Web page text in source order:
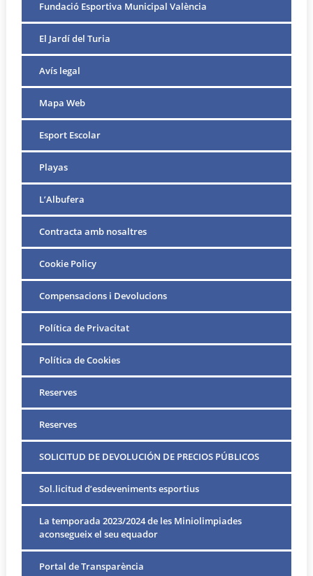
Fundació Esportiva Municipal València
El Jardí del Turia
Avís legal
Mapa Web
Esport Escolar
Playas
L’Albufera
Contracta amb nosaltres
Cookie Policy
Compensacions i Devolucions
Política de Privacitat
Política de Cookies
Reserves
Reserves
SOLICITUD DE DEVOLUCIÓN DE PRECIOS PÚBLICOS
Sol.licitud d’esdeveniments esportius
La temporada 2023/2024 de les Miniolimpiades
aconsegueix el seu equador
Portal de Transparència